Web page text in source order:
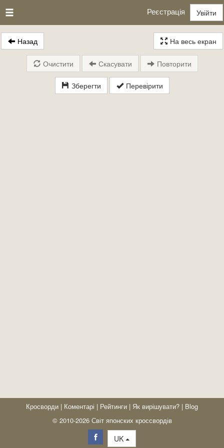
Реєстрація Увійти
Назад На весь екран
Зберегти Перевірити
Очистити Скасувати Повторити
Кросворди | Коментарі | Рейтинги | Як вирішувати? | Blog
© 2010-2026 Світ японских кроссвордів
UK